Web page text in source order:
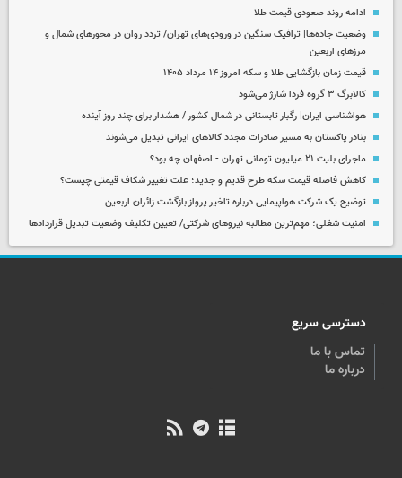
ادامه روند صعودی قیمت طلا
وضعیت جاده‌ها| ترافیک سنگین در ورودی‌های تهران/ تردد روان در محورهای شمال و
مرزهای اربعین
قیمت زمان بازگشایی طلا و سکه امروز ۱۴ مرداد ۱۴۰۵
کالابرگ ۳ گروه فردا شارژ می‌شود
هواشناسی ایران| رگبار تابستانی در شمال کشور / هشدار برای چند روز آینده
بنادر پاکستان به مسیر صادرات مجدد کالاهای ایرانی تبدیل می‌شوند
ماجرای بلیت ۲۱ میلیون تومانی تهران - اصفهان چه بود؟
کاهش فاصله قیمت سکه طرح قدیم و جدید؛ علت تغییر شکاف قیمتی چیست؟
توضیح یک شرکت هواپیمایی درباره تاخیر پرواز بازگشت زائران اربعین
امنیت شغلی؛ مهم‌ترین مطالبه نیروهای شرکتی/ تعیین تکلیف وضعیت تبدیل قراردادها
دسترسی سریع
تماس با ما
درباره ما